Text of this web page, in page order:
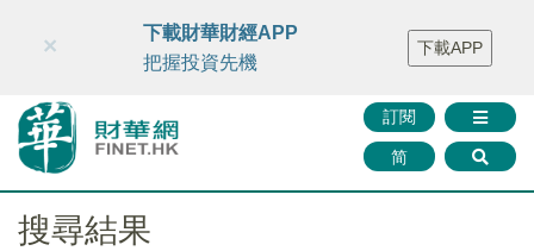
財華智庫網 FINTV FINMETA 財華證券 媒體矩陣
智庫沙龍
聯絡我們
訂閱
简
×
下載財華財經APP
把握投資先機
下載APP
搜尋結果